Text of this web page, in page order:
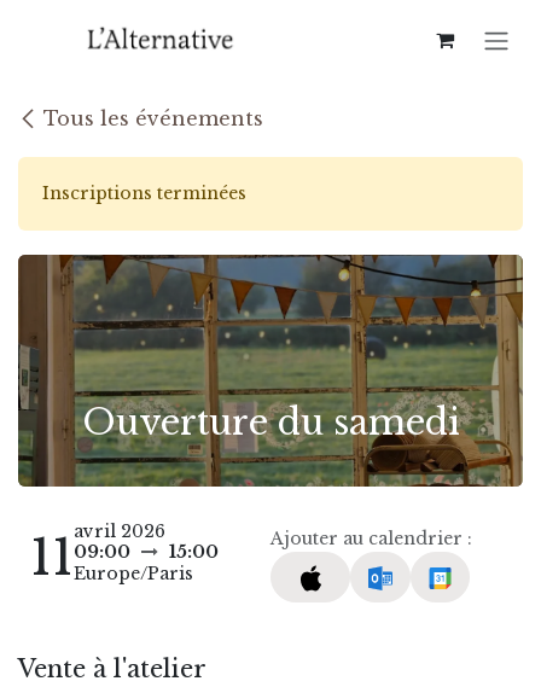
Tous les événements
Inscriptions terminées
Ouverture du samedi
11 avril 2026
09:00
15:00
Europe/Paris
Ajouter au calendrier :
Vente à l'atelier